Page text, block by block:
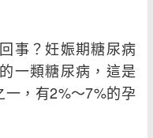
事？妊娠期糖尿病
一類糖尿病，這是
，有2%～7%的孕